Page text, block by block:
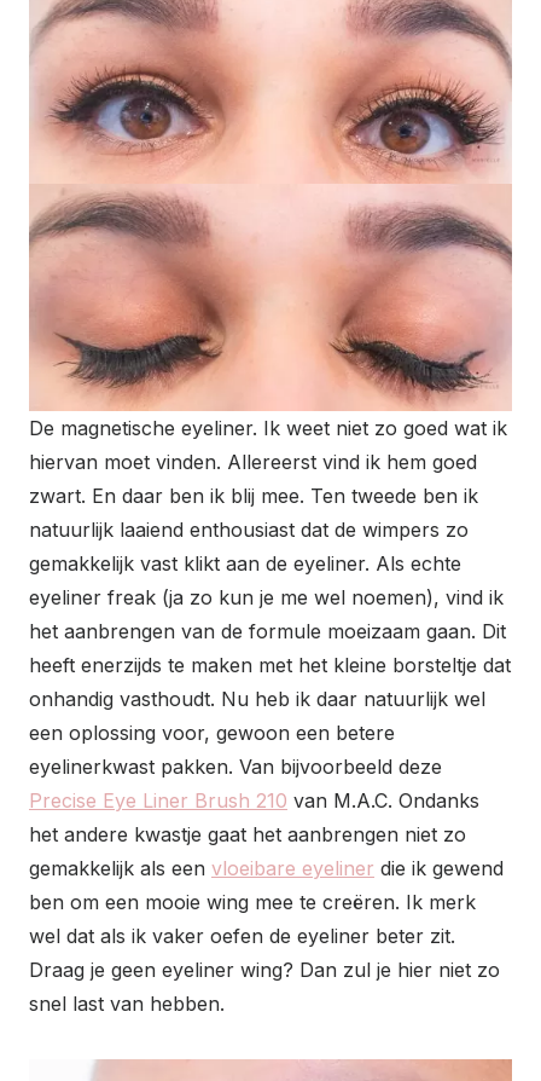
De magnetische eyeliner. Ik weet niet zo goed wat ik
hiervan moet vinden. Allereerst vind ik hem goed
zwart. En daar ben ik blij mee. Ten tweede ben ik
natuurlijk laaiend enthousiast dat de wimpers zo
gemakkelijk vast klikt aan de eyeliner. Als echte
eyeliner freak (ja zo kun je me wel noemen), vind ik
het aanbrengen van de formule moeizaam gaan. Dit
heeft enerzijds te maken met het kleine borsteltje dat
onhandig vasthoudt. Nu heb ik daar natuurlijk wel
een oplossing voor, gewoon een betere
eyelinerkwast pakken. Van bijvoorbeeld deze
Precise Eye Liner Brush 210 van M.A.C. Ondanks
het andere kwastje gaat het aanbrengen niet zo
gemakkelijk als een vloeibare eyeliner die ik gewend
ben om een mooie wing mee te creëren. Ik merk
wel dat als ik vaker oefen de eyeliner beter zit.
Draag je geen eyeliner wing? Dan zul je hier niet zo
snel last van hebben.